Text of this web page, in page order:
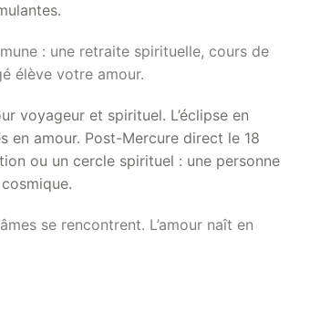
: une retraite spirituelle, cours de
élève votre amour.
voyageur et spirituel. L’éclipse en
en amour. Post-Mercure direct le 18
ou un cercle spirituel : une personne
se rencontrent. L’amour naît en